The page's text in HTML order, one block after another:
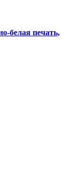
белая печать,